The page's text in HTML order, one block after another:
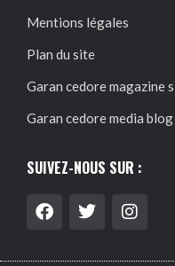
Mentions légales
Plan du site
Garan cedore magazine
Garan cedore media blog
SUIVEZ-NOUS SUR :